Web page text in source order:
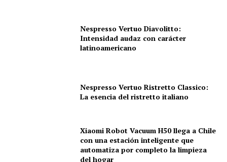
Nespresso Vertuo Diavolitto:
Intensidad audaz con carácter
latinoamericano
Nespresso Vertuo Ristretto Classico:
La esencia del ristretto italiano
Xiaomi Robot Vacuum H50 llega a Chile
con una estación inteligente que
automatiza por completo la limpieza
del hogar